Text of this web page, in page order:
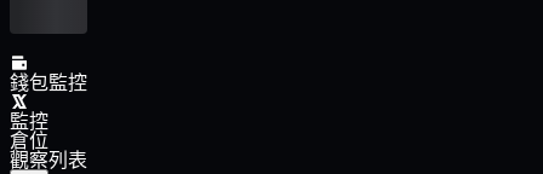
錢包監控
監控
倉位
觀察列表